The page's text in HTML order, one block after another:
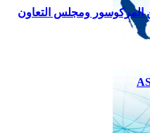
المركوسور ومجلس التعاون